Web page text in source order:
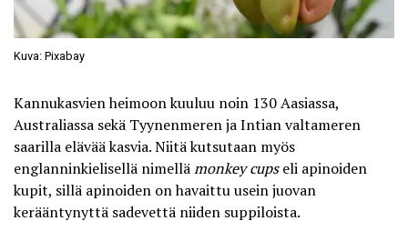
Kuva: Pixabay
Kannukasvien heimoon kuuluu noin 130 Aasiassa,
Australiassa sekä Tyynenmeren ja Intian valtameren
saarilla elävää kasvia. Niitä kutsutaan myös
englanninkielisellä nimellämonkey cupseli apinoiden
kupit, sillä apinoiden on havaittu usein juovan
kerääntynyttä sadevettä niiden suppiloista.